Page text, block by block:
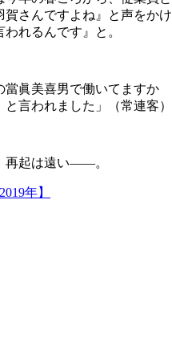
賀さんですよね』と声をかけ
れるんです』と。
眞美喜男で働いてますか
言われました」（常連客）
再起は遠い――。
年】